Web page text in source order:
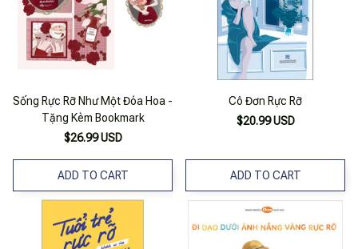
Sống Rực Rỡ Như Một Đóa Hoa -
Tặng Kèm Bookmark
$26.99 USD
ADD TO CART
Cô Đơn Rực Rỡ
$20.99 USD
ADD TO CART